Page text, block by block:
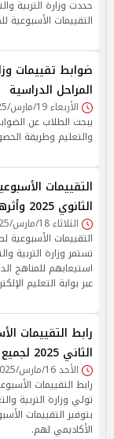
حددت وزارة التربية
التقييمات الأسبوعية
ضوابط تقييمات
المراحل الدراسية
الأربعاء 19/مارس/2025 - 09:16 ص
يبحث الطلاب عن
والتعليم وطريقة
التقييمات
الثانوي 2025 وأثرها في التحضير للامتحانات
الثلاثاء 18/مارس/2025 - 05:33 م
تستمر وزارة التربية
استيعابهم للمناهج
عبر بوابة التعليم
رابط التقييمات
الثاني 2025 لجميع الصفوف
الأحد 16/مارس/2025 - 07:21 م
تولي وزارة التربية
بتوفير التقييمات
الأكاديمي لهم.